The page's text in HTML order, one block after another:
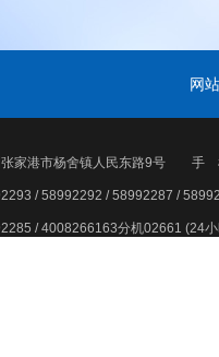
网
家港市杨舍镇人民东路9号 手
/ 58992292 / 58992287 /
/ 4008266163分机02661 (24小